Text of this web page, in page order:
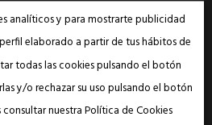
el apoyo de….
analíticos y para mostrarte publicidad
elaborado a partir de tus hábitos de
todas las cookies pulsando el botón
y/o rechazar su uso pulsando el botón
nuestra Política de Cookies